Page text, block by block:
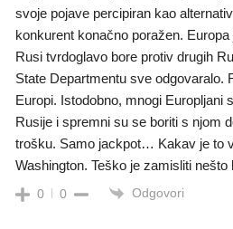
svoje pojave percipiran kao
konkurent konačno poražen.
Rusi tvrdoglavo bore protiv drugih
State Departmentu sve odgovaralo.
Europi. Istodobno, mnogi Europljani
Rusije i spremni su se boriti s njom
trošku. Samo jackpot… Kakav je to
Washington. Teško je zamisliti nešto
0 0 Odgovori